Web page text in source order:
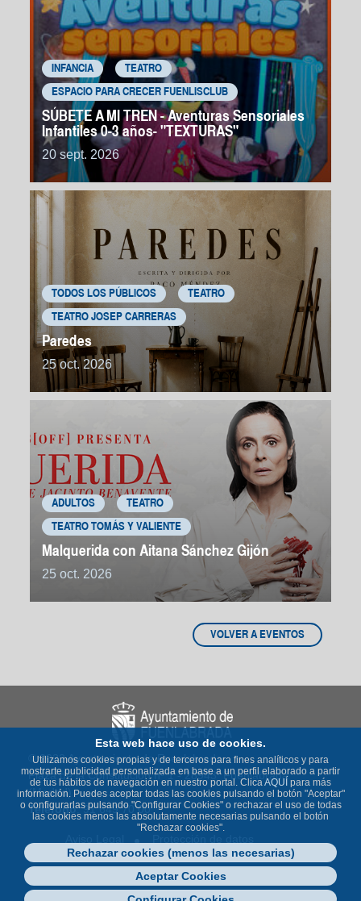
INFANCIA TEATRO
ESPACIO PARA CRECER FUENLISCLUB
SÚBETE A MI TREN - Aventuras Sensoriales
Infantiles 0-3 años- "TEXTURAS"
20 sept. 2026
TODOS LOS PÚBLICOS TEATRO
TEATRO JOSEP CARRERAS
Paredes
25 oct. 2026
ADULTOS TEATRO
TEATRO TOMÁS Y VALIENTE
Malquerida con Aitana Sánchez Gijón
25 oct. 2026
VOLVER A EVENTOS
© 2023 Ayuntamiento de Fuenlabrada
Plaza de la Constitución nº 1 - 28943 Fuenlabrada
(Madrid)
Teléfono: 91 649 70 00
Política de Cookies
Accesibilidad
Mapa Web
Esta web hace uso de cookies.
Utilizamos cookies propias y de terceros para fines analíticos y para
mostrarte publicidad personalizada en base a un perfil elaborado a partir
de tus hábitos de navegación en nuestro portal. ClicaAQUÍ para más
información. Puedes aceptar todas las cookies pulsando el botón "Aceptar"
o configurarlas pulsando "Configurar Cookies" o rechazar el uso de todas
las cookies menos las absolutamente necesarias pulsando el botón
"Rechazar cookies".
Rechazar cookies (menos las necesarias)
Aceptar Cookies